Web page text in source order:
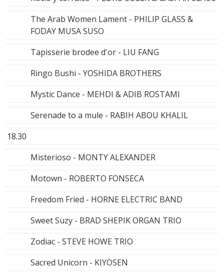
The Arab Women Lament - PHILIP GLASS &
FODAY MUSA SUSO
Tapisserie brodee d'or - LIU FANG
Ringo Bushi - YOSHIDA BROTHERS
Mystic Dance - MEHDI & ADIB ROSTAMI
Serenade to a mule - RABIH ABOU KHALIL
18.30
Misterioso - MONTY ALEXANDER
Motown - ROBERTO FONSECA
Freedom Fried - HORNE ELECTRIC BAND
Sweet Suzy - BRAD SHEPIK ORGAN TRIO
Zodiac - STEVE HOWE TRIO
Sacred Unicorn - KIYOSEN